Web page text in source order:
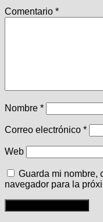
Comentario *
Nombre *
Correo electrónico *
Web
Guarda mi nombre,
navegador para la